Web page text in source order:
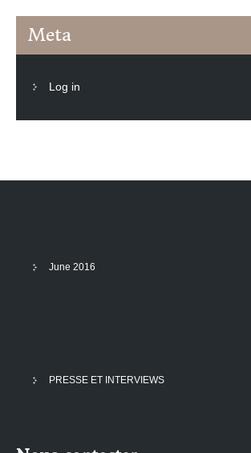
Meta
Log in
June 2016
PRESSE ET INTERVIEWS